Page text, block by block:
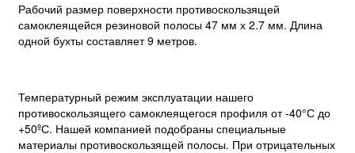
Рабочий размер поверхности противоскользящей
самоклеящейся резиновой полосы 47 мм х 2.7 мм. Длина
одной бухты составляет 9 метров.
Температурный режим эксплуатации нашего
противоскользящего самоклеящегося профиля от -40°С до
+50ºС. Нашей компанией подобраны специальные
материалы противоскользящей полосы. При отрицательных